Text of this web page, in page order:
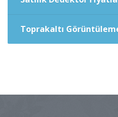
Toprakaltı